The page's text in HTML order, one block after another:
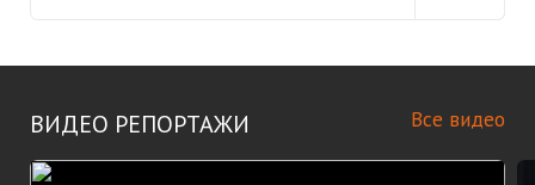
ВИДЕО РЕПОРТАЖИ Все видео